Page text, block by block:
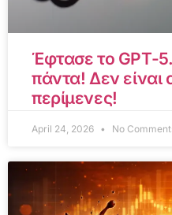
Έφτασε το GPT-
πάντα! Δεν είναι
περίμενες!
April 24, 2026 No